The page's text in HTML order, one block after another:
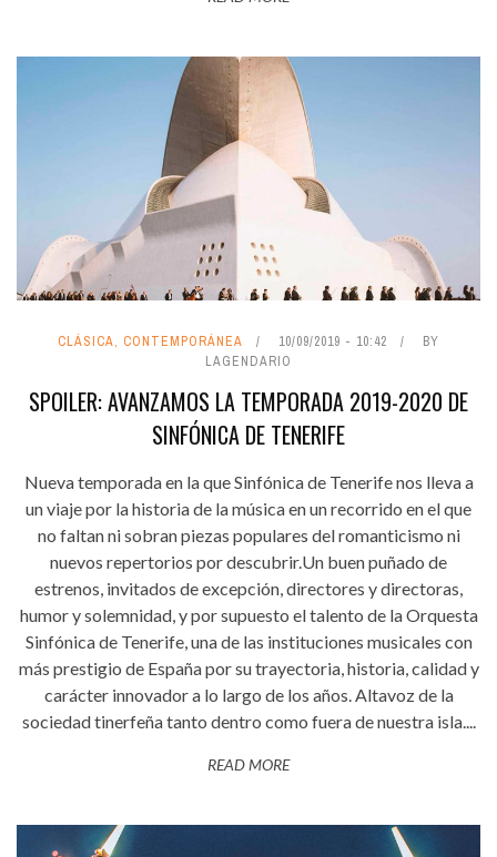
CLÁSICA, CONTEMPORÁNEA 10/09/2019 - 10:42
BY
LAGENDARIO
SPOILER: AVANZAMOS LA TEMPORADA 2019-2020 DE
SINFÓNICA DE TENERIFE
Nueva temporada en la que Sinfónica de Tenerife nos lleva a
un viaje por la historia de la música en un recorrido en el que
no faltan ni sobran piezas populares del romanticismo ni
nuevos repertorios por descubrir.Un buen puñado de
estrenos, invitados de excepción, directores y directoras,
humor y solemnidad, y por supuesto el talento de la Orquesta
Sinfónica de Tenerife, una de las instituciones musicales con
más prestigio de España por su trayectoria, historia, calidad y
carácter innovador a lo largo de los años. Altavoz de la
sociedad tinerfeña tanto dentro como fuera de nuestra isla....
READ MORE